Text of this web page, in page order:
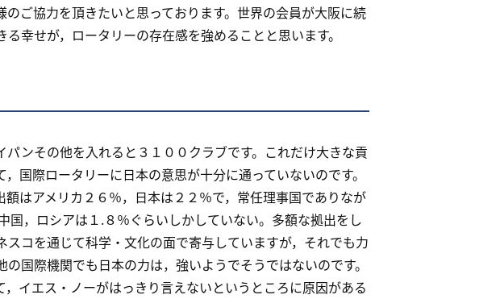
ご協力を頂きたいと思っております。世界の会員が大阪に続
幸せが，ロータリーの存在感を強めることと思います。
ンその他を入れると３１００クラブです。これだけ大きな貢
国際ロータリーに日本の意思が十分に通っていないのです。
はアメリカ２６％，日本は２２％で，常任理事国でありなが
国，ロシアは１.８％ぐらいしかしていない。多額な拠出をし
コを通じて科学・文化の面で寄与していますが，それでも力
国際機関でも日本の力は，強いようでそうではないのです。
イエス・ノーがはっきり言えないというところに原因がある